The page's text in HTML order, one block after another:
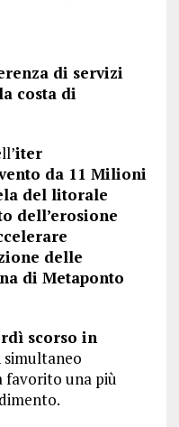
di servizi
costa di
iter
da 11 Milioni
del litorale
dell’erosione
delle
di Metaponto
scorso in
simultaneo
favorito una più